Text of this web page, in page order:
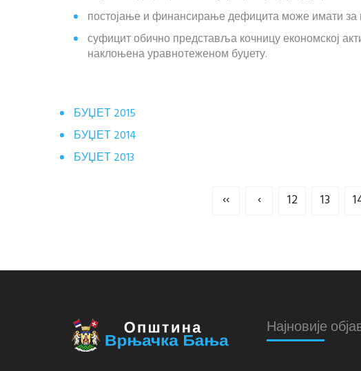
постојање и финансирање дефицита може имати за
суфицит обично представља кочницу економској
наклоњена уравнотеженом буџету.
БУЏЕТ 2015
БУЏЕТ 2014
БУЏЕТ 2013
‹‹ ‹ 12 13
Најновије